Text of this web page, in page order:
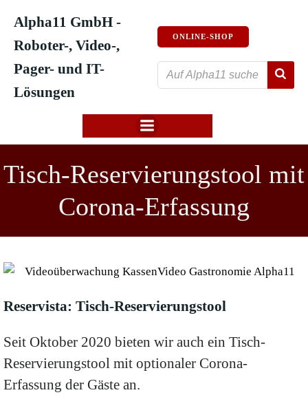
Inhalt
springen
Alpha11 GmbH -
Roboter-, Video-,
Pager- und IT-
Lösungen
ONLINE-SHOP
Tisch-Reservierungstool mit
Corona-Erfassung
Reservista: Tisch-Reservierungstool
Seit Oktober 2020 bieten wir auch ein Tisch-
Reservierungstool mit optionaler Corona-
Erfassung der Gäste an.